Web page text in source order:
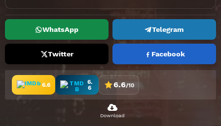
WhatsApp Telegram
Twitter Facebook
6.6
6.
6
6.6/10
Download